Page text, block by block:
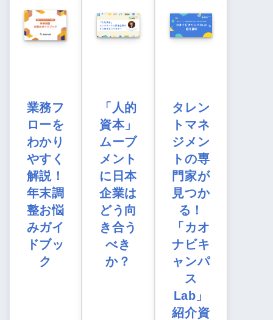
業務フ
ローを
わかり
やすく
解説！
年末調
整お悩
みガイ
ドブッ
ク
「人的
資本」
ムーブ
メント
に日本
企業は
どう向
き合う
べき
か？
タレン
トマネ
ジメン
トの専
門家が
見つか
る！
「カオ
ナビキ
ャンパ
ス
Lab」
紹介資